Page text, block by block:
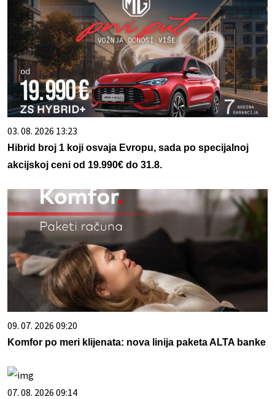
03. 08. 2026 13:23
Hibrid broj 1 koji osvaja Evropu, sada po specijalnoj
akcijskoj ceni od 19.990€ do 31.8.
09. 07. 2026 09:20
Komfor po meri klijenata: nova linija paketa ALTA banke
07. 08. 2026 09:14